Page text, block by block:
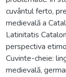
cuvântul ferto,
medievală a
Latinitatis
perspectiva
Cuvinte-cheie:
medievală,